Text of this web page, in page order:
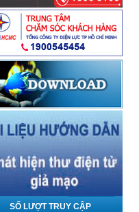
SỐ LƯỢT TRUY CẬP